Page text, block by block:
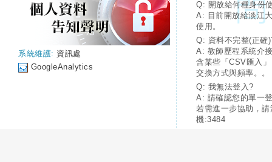
系統維護: 資訊處
GoogleAnalytics
Q: 開放給何種身份
A: 目前開放給淡江
使用。
Q: 資料不完整(正確
A: 教師歷程系統介
含某些「CSV匯入
交換方式與頻率。。
Q: 我無法登入?
A: 請確認您的單一
若需進一步協助，
機:3484